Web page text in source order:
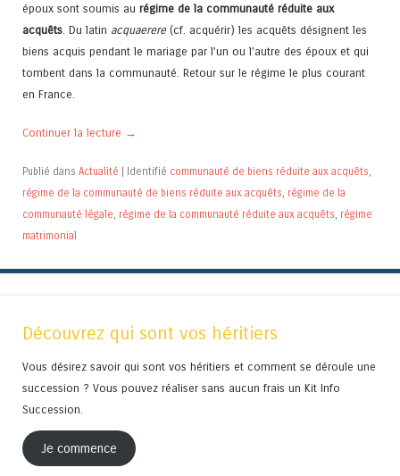
époux sont soumis au régime de la communauté réduite aux
acquêts . Du latin acquaerere(cf. acquérir) les acquêts désignent les
biens acquis pendant le mariage par l’un ou l’autre des époux et qui
tombent dans la communauté. Retour sur le régime le plus courant
en France.
Continuer la lecture →
Publié dans Actualité Identifié communauté de biens réduite aux acquêts,
régime de la communauté de biens réduite aux acquêts, régime de la
communauté légale, régime de la communauté réduite aux acquêts, régime
matrimonial
Découvrez qui sont vos héritiers
Vous désirez savoir qui sont vos héritiers et comment se déroule une
succession ? Vous pouvez réaliser sans aucun frais un Kit Info
Succession.
Je commence